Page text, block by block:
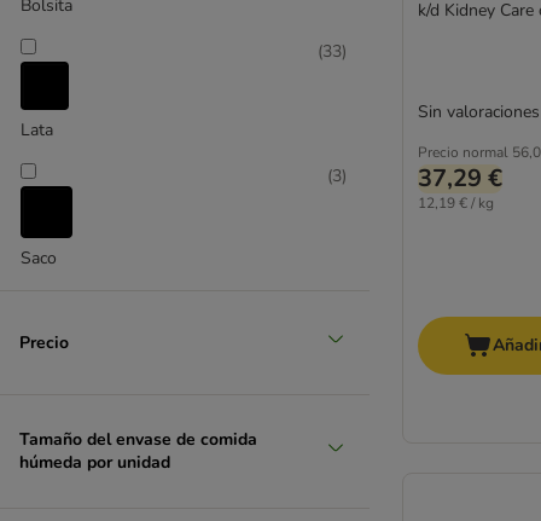
Crave
Dogs'n Tiger
Encore
Felix
Fitmin
Gourmet Especialidades
Grau
Green Petfood
Bolsita
Lata
(33)
Saco
(3)
Precio
Tamaño del envase de comida
húmeda por unidad
k/d Kidney
Precio normal
37,29 €
12,19 € / kg
Sin valoraciones